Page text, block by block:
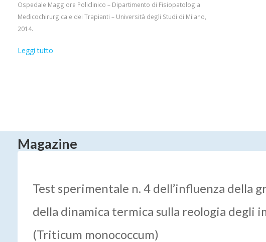
Ospedale Maggiore Policlinico – Dipartimento di Fisiopatologia
Medicochirurgica e dei Trapianti – Università degli Studi di Milano,
2014.
Leggi tutto
Magazine
Test sperimentale n. 4 dell’influenza della
della dinamica termica sulla reologia degli
(Triticum monococcum)